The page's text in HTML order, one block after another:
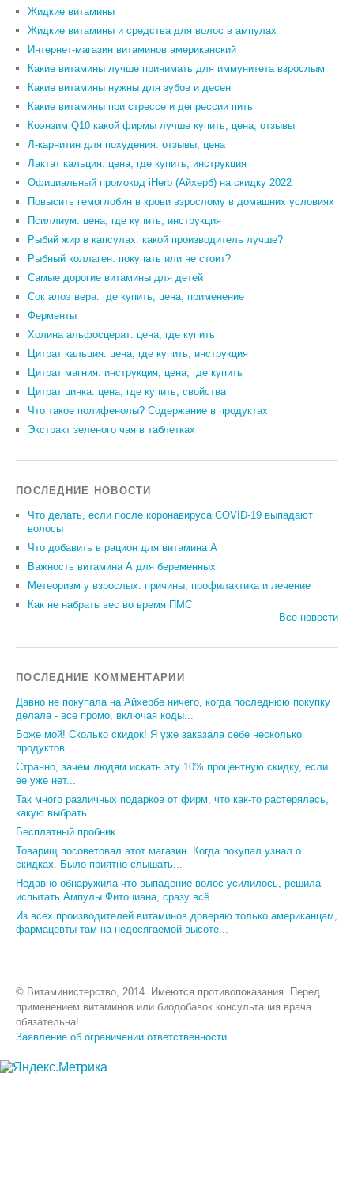
Жидкие витамины
Жидкие витамины и средства для волос в ампулах
Интернет-магазин витаминов американский
Какие витамины лучше принимать для иммунитета взрослым
Какие витамины нужны для зубов и десен
Какие витамины при стрессе и депрессии пить
Коэнзим Q10 какой фирмы лучше купить, цена, отзывы
Л-карнитин для похудения: отзывы, цена
Лактат кальция: цена, где купить, инструкция
Официальный промокод iHerb (Айхерб) на скидку 2022
Повысить гемоглобин в крови взрослому в домашних условиях
Псиллиум: цена, где купить, инструкция
Рыбий жир в капсулах: какой производитель лучше?
Рыбный коллаген: покупать или не стоит?
Самые дорогие витамины для детей
Сок алоэ вера: где купить, цена, применение
Ферменты
Холина альфосцерат: цена, где купить
Цитрат кальция: цена, где купить, инструкция
Цитрат магния: инструкция, цена, где купить
Цитрат цинка: цена, где купить, свойства
Что такое полифенолы? Содержание в продуктах
Экстракт зеленого чая в таблетках
ПОСЛЕДНИЕ НОВОСТИ
Что делать, если после коронавируса COVID-19 выпадают
волосы
Что добавить в рацион для витамина А
Важность витамина А для беременных
Метеоризм у взрослых: причины, профилактика и лечение
Как не набрать вес во время ПМС
Все новости
ПОСЛЕДНИЕ КОММЕНТАРИИ
Давно не покупала на Айхербе ничего, когда последнюю покупку
делала - все промо, включая коды...
Боже мой! Сколько скидок! Я уже заказала себе несколько
продуктов...
Странно, зачем людям искать эту 10% процентную скидку, если
ее уже нет...
Так много различных подарков от фирм, что как-то растерялась,
какую выбрать...
Бесплатный пробник...
Товарищ посоветовал этот магазин. Когда покупал узнал о
скидках. Было приятно слышать...
Недавно обнаружила что выпадение волос усилилось, решила
испытать Ампулы Фитоциана, сразу всё...
Из всех производителей витаминов доверяю только американцам,
фармацевты там на недосягаемой высоте...
© Витаминистерство, 2014. Имеются противопоказания. Перед
применением витаминов или биодобавок консультация врача
обязательна!
Заявление об ограничении ответственности